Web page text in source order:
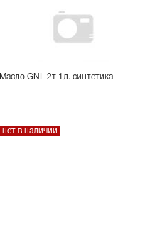
Масло GNL 2т 1л. синтетика
нет в наличии